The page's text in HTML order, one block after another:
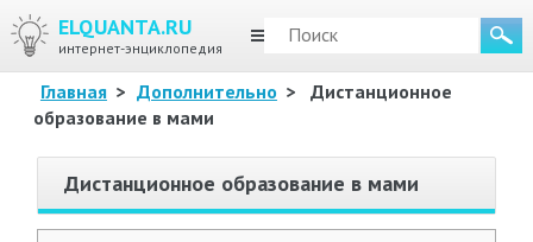
ELQUANTA.RU
интернет-энциклопедия
МЕНЮ
Главная > Дополнительно >
Дистанционное
образование в мами
Дистанционное образование в мами